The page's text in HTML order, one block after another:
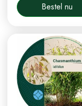
Bestel nu